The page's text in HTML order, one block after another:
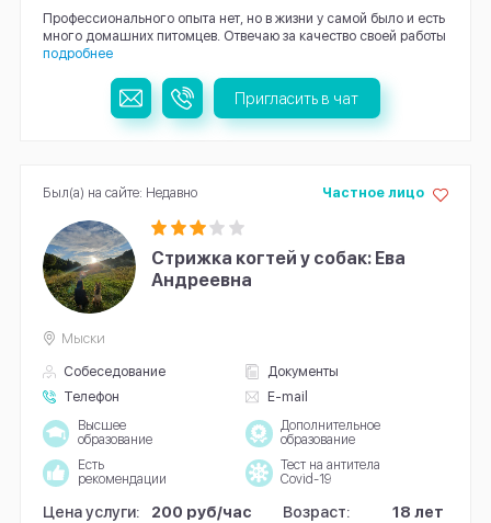
Профессионального опыта нет, но в жизни у самой было и есть
много домашних питомцев. Отвечаю за качество своей работы
подробнее
Пригласить в чат
Стрижка когтей у собак: Ева
Андреевна
Собеседование
Документы
Телефон
E-mail
Частное лицо
Мыски
Высшее
образование
Дополнительное
образование
Есть
рекомендации
Тест на антитела
Covid-19
Цена услуги: 200 руб/час Возраст: 18 лет
Был(а) на сайте: Недавно